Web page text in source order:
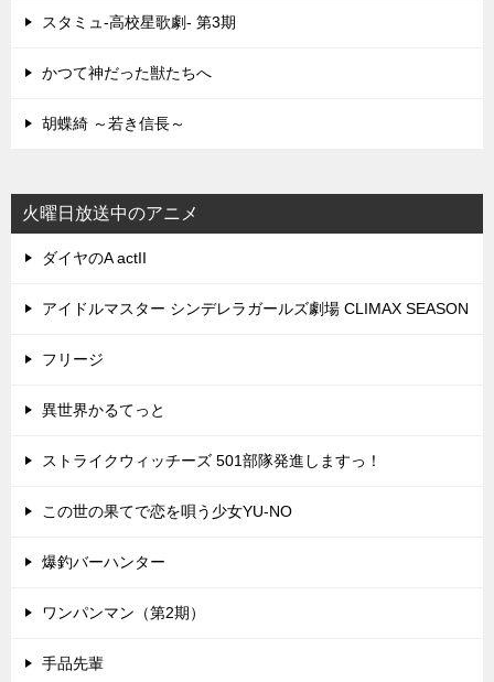
スタミュ-高校星歌劇- 第3期
かつて神だった獣たちへ
胡蝶綺 ～若き信長～
火曜日放送中のアニメ
ダイヤのA actII
アイドルマスター シンデレラガールズ劇場 CLIMAX SEASON
フリージ
異世界かるてっと
ストライクウィッチーズ 501部隊発進しますっ！
この世の果てで恋を唄う少女YU-NO
爆釣バーハンター
ワンパンマン（第2期）
手品先輩